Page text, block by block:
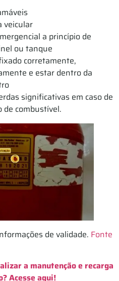
veicular
a princípio de
ou tanque
corretamente,
e estar dentro da
significativas em caso de
combustível.
de validade. Fonte
a manutenção e recarga
Acesse aqui!